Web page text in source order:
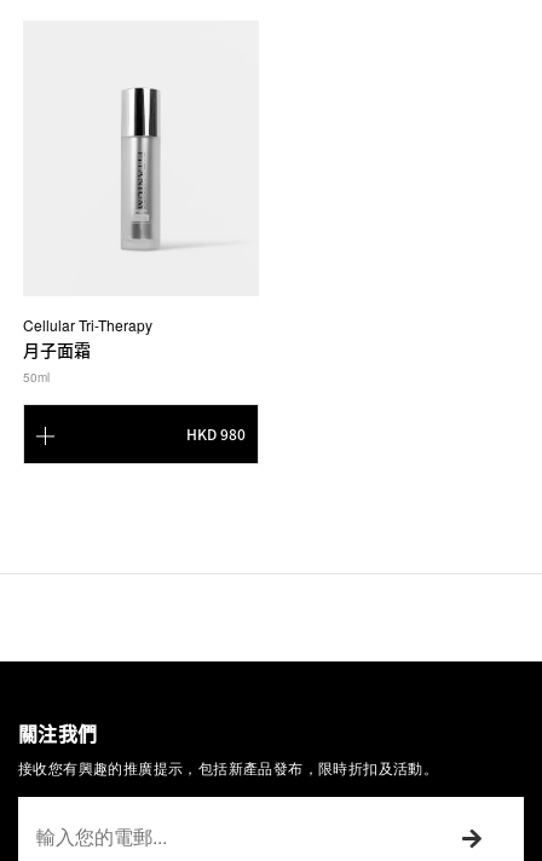
Cellular Tri-Therapy
月子面霜
50ml
HKD 980
關注我們
接收您有興趣的推廣提示，包括新產品發布，限時折扣及活動。